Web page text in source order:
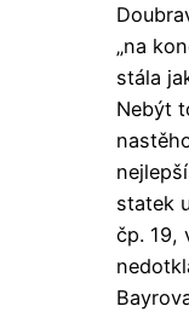
„na
stála
Nebýt
statek
čp. 19,